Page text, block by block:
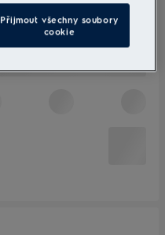
Přijmout všechny soubory
cookie